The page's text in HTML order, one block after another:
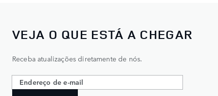
VEJA O QUE ESTÁ A CHEGAR
Receba atualizações diretamente de nós.